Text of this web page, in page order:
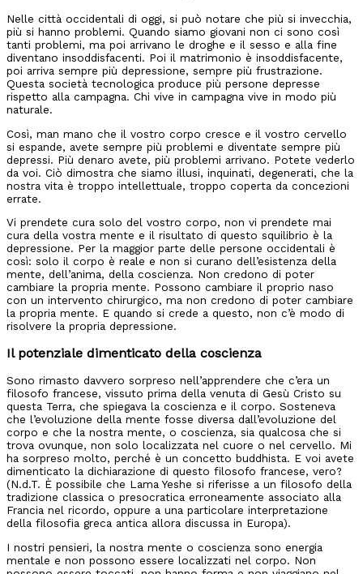
Nelle città occidentali di oggi, si può notare che più si invecchia,
più si hanno problemi. Quando siamo giovani non ci sono così
tanti problemi, ma poi arrivano le droghe e il sesso e alla fine
diventano insoddisfacenti. Poi il matrimonio è insoddisfacente,
poi arriva sempre più depressione, sempre più frustrazione.
Questa società tecnologica produce più persone depresse
rispetto alla campagna. Chi vive in campagna vive in modo più
naturale.
Così, man mano che il vostro corpo cresce e il vostro cervello
si espande, avete sempre più problemi e diventate sempre più
depressi. Più denaro avete, più problemi arrivano. Potete vederlo
da voi. Ciò dimostra che siamo illusi, inquinati, degenerati, che la
nostra vita è troppo intellettuale, troppo coperta da concezioni
errate.
Vi prendete cura solo del vostro corpo, non vi prendete mai
cura della vostra mente e il risultato di questo squilibrio è la
depressione. Per la maggior parte delle persone occidentali è
così: solo il corpo è reale e non si curano dell’esistenza della
mente, dell’anima, della coscienza. Non credono di poter
cambiare la propria mente. Possono cambiare il proprio naso
con un intervento chirurgico, ma non credono di poter cambiare
la propria mente. E quando si crede a questo, non c’è modo di
risolvere la propria depressione.
Il potenziale dimenticato della coscienza
Sono rimasto davvero sorpreso nell’apprendere che c’era un
filosofo francese, vissuto prima della venuta di Gesù Cristo su
questa Terra, che spiegava la coscienza e il corpo. Sosteneva
che l’evoluzione della mente fosse diversa dall’evoluzione del
corpo e che la nostra mente, o coscienza, sia qualcosa che si
trova ovunque, non solo localizzata nel cuore o nel cervello. Mi
ha sorpreso molto, perché è un concetto buddhista. E voi avete
dimenticato la dichiarazione di questo filosofo francese, vero?
(N.d.T. È possibile che Lama Yeshe si riferisse a un filosofo della
tradizione classica o presocratica erroneamente associato alla
Francia nel ricordo, oppure a una particolare interpretazione
della filosofia greca antica allora discussa in Europa).
I nostri pensieri, la nostra mente o coscienza sono energia
mentale e non possono essere localizzati nel corpo. Non